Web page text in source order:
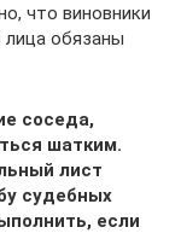
что виновники
лица обязаны
соседа,
шатким.
лист
судебных
если